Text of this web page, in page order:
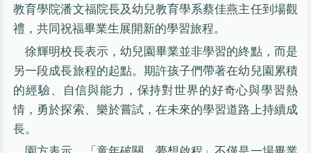
教育學院潘文福院長及幼兒教育學系蔡佳燕主任到場觀
禮，共同祝福畢業生展開新的學習旅程。
徐輝明校長表示，幼兒園畢業並非學習的終點，而是
另一段成長旅程的起點。期許孩子們帶著在幼兒園累積
的經驗、自信與能力，保持對世界的好奇心與學習熱
情，勇於探索、樂於嘗試，在未來的學習道路上持續成
長。